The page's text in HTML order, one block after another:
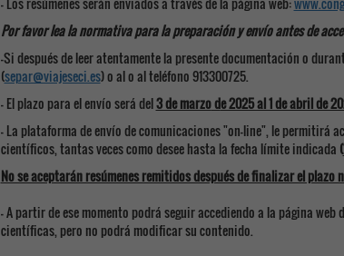
Por favor lea la normativa para la preparación y envío antes de
-Si después de leer atentamente la presente documentación o
(separ@viajeseci.es) o al o al teléfono 913300725.
- El plazo para el envío será del3 de marzode 2025 al 1 de abril de
- La plataforma de envío de comunicaciones "on–line", le
científicos, tantas veces como desee hasta la fecha límite indicada (
No se aceptarán resúmenes remitidos después de finalizar el
- A partir de ese momento podrá seguir accediendo a la página
científicas, pero no podrá modificar su contenido.